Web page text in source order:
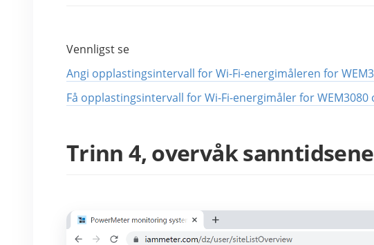
Vennligst se
Angi opplastingsintervall for Wi-Fi-energimåleren for
Få opplastingsintervall for Wi-Fi-energimåler for WEM3080
Trinn 4, overvåk